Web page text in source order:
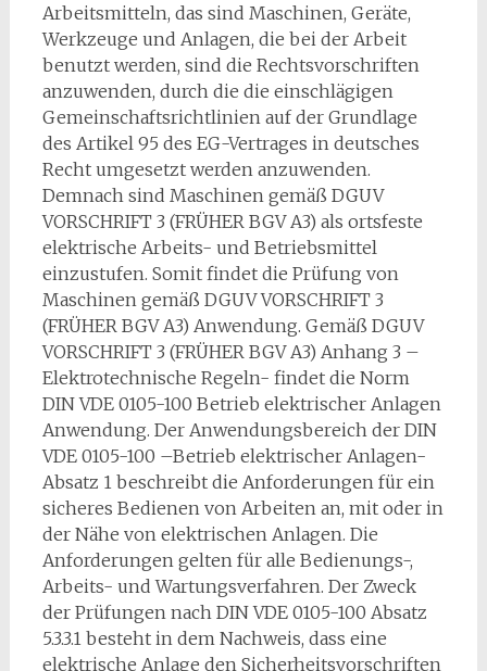
Arbeitsmitteln, das sind Maschinen, Geräte,
Werkzeuge und Anlagen, die bei der Arbeit
benutzt werden, sind die Rechtsvorschriften
anzuwenden, durch die die einschlägigen
Gemeinschaftsrichtlinien auf der Grundlage
des Artikel 95 des EG-Vertrages in deutsches
Recht umgesetzt werden anzuwenden.
Demnach sind Maschinen gemäß DGUV
VORSCHRIFT 3 (FRÜHER BGV A3) als ortsfeste
elektrische Arbeits- und Betriebsmittel
einzustufen. Somit findet die Prüfung von
Maschinen gemäß DGUV VORSCHRIFT 3
(FRÜHER BGV A3) Anwendung. Gemäß DGUV
VORSCHRIFT 3 (FRÜHER BGV A3) Anhang 3 –
Elektrotechnische Regeln- findet die Norm
DIN VDE 0105-100 Betrieb elektrischer Anlagen
Anwendung. Der Anwendungsbereich der DIN
VDE 0105-100 –Betrieb elektrischer Anlagen-
Absatz 1 beschreibt die Anforderungen für ein
sicheres Bedienen von Arbeiten an, mit oder in
der Nähe von elektrischen Anlagen. Die
Anforderungen gelten für alle Bedienungs-,
Arbeits- und Wartungsverfahren. Der Zweck
der Prüfungen nach DIN VDE 0105-100 Absatz
5.3.3.1 besteht in dem Nachweis, dass eine
elektrische Anlage den Sicherheitsvorschriften